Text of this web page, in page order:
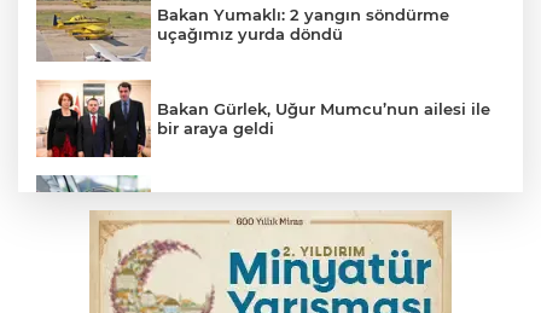
Bakan Yumaklı: 2 yangın söndürme
uçağımız yurda döndü
Bakan Gürlek, Uğur Mumcu’nun ailesi ile
bir araya geldi
yansıyacak mı?
Serbest piyasada döviz fiyatları